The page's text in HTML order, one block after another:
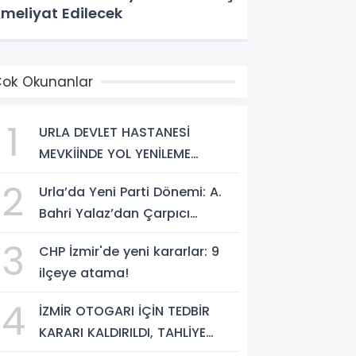
Edilecek
Okunanlar
1
URLA DEVLET HASTANESİ
MEVKİİNDE YOL YENİLEME
2
Urla’da Yeni Parti Dönemi: A.
Bahri Yalaz’dan Çarpıcı
3
CHP İzmir'de yeni kararlar: 9
ilçeye atama!
4
İZMİR OTOGARI İÇİN TEDBİR
KARARI KALDIRILDI, TAHLİYE